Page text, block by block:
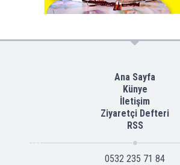
Ana Sayfa
Künye
İletişim
Ziyaretçi Defteri
RSS
0532 235 71 84